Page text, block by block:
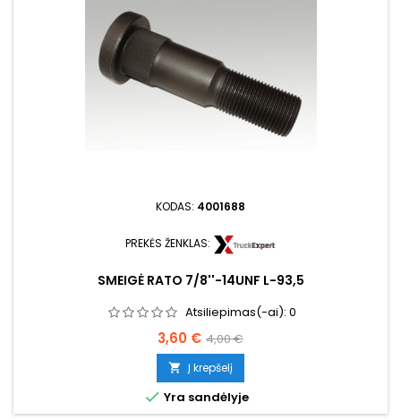
KODAS: 4001688
PREKĖS ŽENKLAS:
SMEIGĖ RATO 7/8''-14UNF L-93,5
Atsiliepimas(-ai): 0
Kaina
3,60 € Bazinė
kaina
4,00 €
 Į krepšelį
 Yra sandėlyje